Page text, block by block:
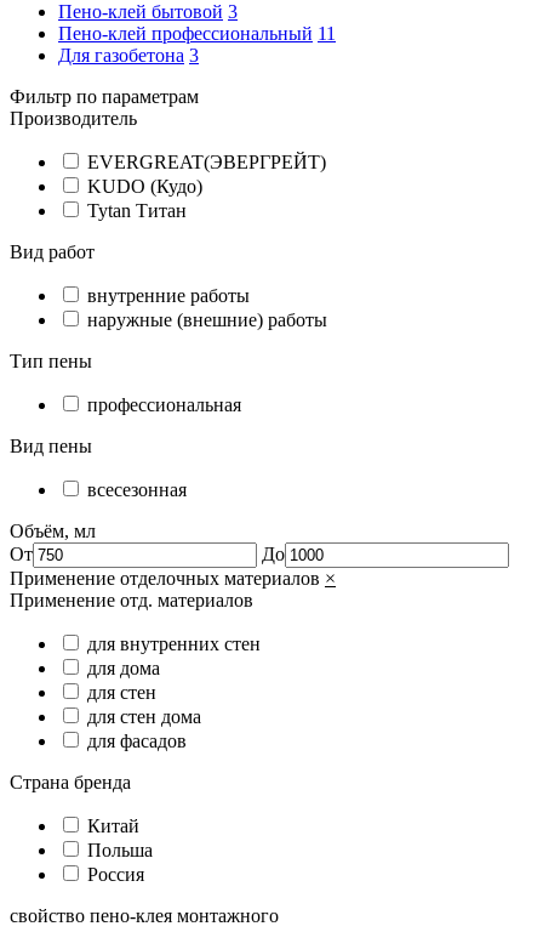
Пено-клей бытовой 3
Пено-клей профессиональный 11
Для газобетона 3
Фильтр по параметрам
Производитель
EVERGREAT(ЭВЕРГРЕЙТ)
KUDO (Кудо)
Tytan Титан
Вид работ
внутренние работы
наружные (внешние) работы
Тип пены
профессиональная
Вид пены
всесезонная
Объём, мл
От
До
Применение отделочных материалов ×
Применение отд. материалов
для внутренних стен
для дома
для стен
для стен дома
для фасадов
Страна бренда
Китай
Польша
Россия
свойство пено-клея монтажного